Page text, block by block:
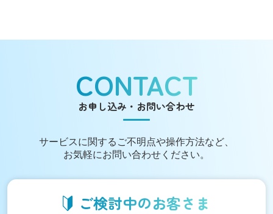
CONTACT
お申し込み・お問い合わせ
サービスに関する ご不明点や操作方法など、
お気軽にお問い合わせください。
ご検討中のお客さま